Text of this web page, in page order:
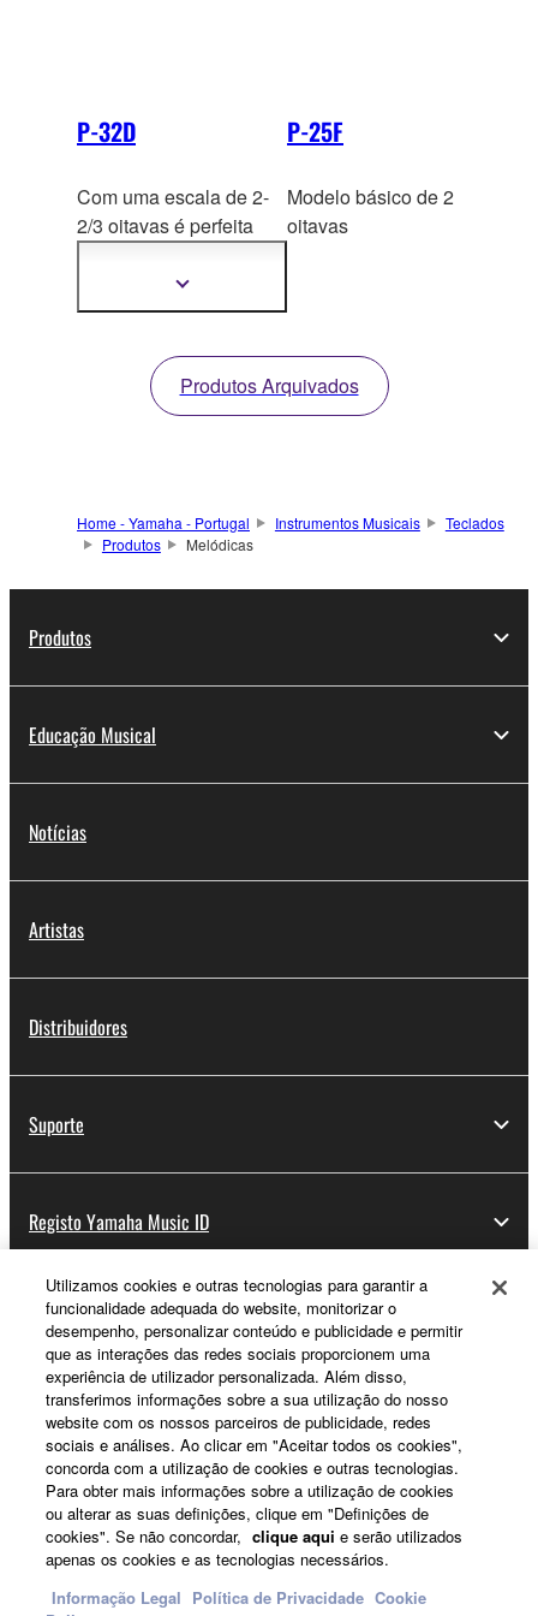
P-32D
Com uma escala de 2-
2/3 oitavas é perfeita
solo ou com ensembles.
Mostrar
P-25F
Modelo básico de 2
oitavas
Produtos Arquivados
Home - Yamaha - Portugal Instrumentos Musicais
Teclados
Produtos
Melódicas
Produtos
Educação Musical
Notícias
Artistas
Distribuidores
Suporte
Registo Yamaha Music ID
Sobre a Yamaha
Portugal - Portuguese
Negócio
Utilizamos cookies e outras tecnologias para garantir a
funcionalidade adequada do website, monitorizar o
desempenho, personalizar conteúdo e publicidade e permitir
que as interações das redes sociais proporcionem uma
experiência de utilizador personalizada. Além disso,
transferimos informações sobre a sua utilização do nosso
website com os nossos parceiros de publicidade, redes
sociais e análises. Ao clicar em "Aceitar todos os cookies",
concorda com a utilização de cookies e outras tecnologias.
Para obter mais informações sobre a utilização de cookies
ou alterar as suas definições, clique em "Definições de
cookies". Se não concordar, clique aqui e serão utilizados
apenas os cookies e as tecnologias necessários.
Informação Legal Política de Privacidade Cookie